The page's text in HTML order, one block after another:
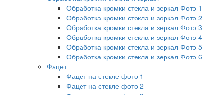
Обработка кромки стекла и зеркал Фото 1
Обработка кромки стекла и зеркал Фото 2
Обработка кромки стекла и зеркал Фото 3
Обработка кромки стекла и зеркал Фото 4
Обработка кромки стекла и зеркал Фото 5
Обработка кромки стекла и зеркал Фото 6
Фацет
Фацет на стекле фото 1
Фацет на стекле фото 2